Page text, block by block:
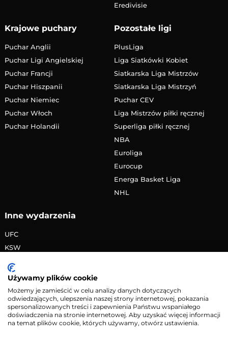
Eredivisie
Krajowe puchary
Puchar Anglii
Puchar Ligi Angielskiej
Puchar Francji
Puchar Hiszpanii
Puchar Niemiec
Puchar Włoch
Puchar Holandii
Pozostałe ligi
PlusLiga
Liga Siatkówki Kobiet
Siatkarska Liga Mistrzów
Siatkarska Liga Mistrzyń
Puchar CEV
Liga Mistrzów piłki ręcznej
Superliga piłki ręcznej
NBA
Euroliga
Eurocup
Energa Basket Liga
NHL
Inne wydarzenia
UFC
KSW
PRIME MMA
Żużlowa Ekstraliga
Speedway Grand Prix
Skoki narciarskie
Używamy plików cookie
Możemy je zamieścić w celu analizy danych dotyczących
odwiedzających, ulepszenia naszej strony internetowej, pokazania
spersonalizowanych treści i zapewnienia Państwu wspaniałego
doświadczenia na stronie internetowej. Aby uzyskać więcej informacji
na temat plików cookie, których używamy, otwórz ustawienia.